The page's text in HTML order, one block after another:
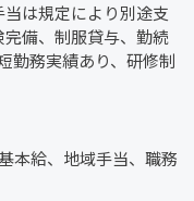
は規定により別途支
備、制服貸与、勤続
勤務実績あり、研修制
本給、地域手当、職務